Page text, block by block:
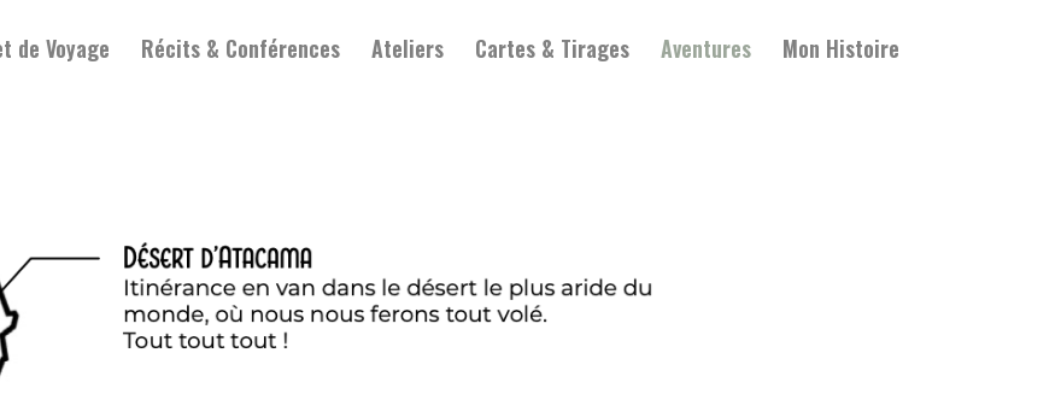
de Voyage Récits & Conférences Ateliers Cartes & Tirages Aventures Mon Histoire